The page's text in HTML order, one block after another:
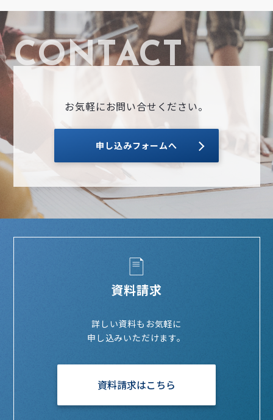
お気軽にお問い合せください。
申し込みフォームへ
資料請求
詳しい資料もお気軽に
申し込みいただけます。
資料請求はこちら